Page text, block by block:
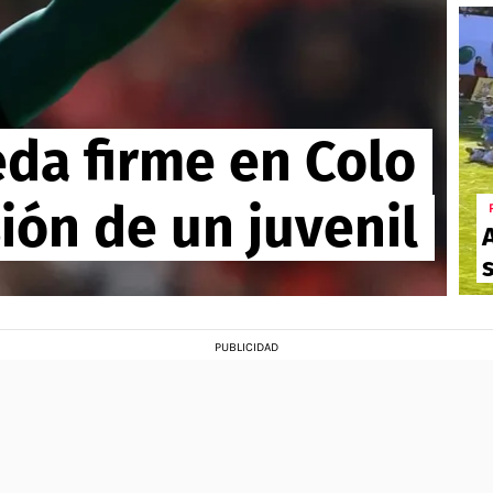
firme en Colo
de un juvenil